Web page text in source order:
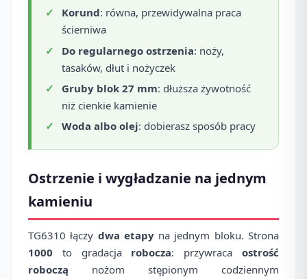
Korund: równa, przewidywalna praca
ścierniwa
Do regularnego ostrzenia: noży,
tasaków, dłut i nożyczek
Gruby blok 27 mm: dłuższa żywotność
niż cienkie kamienie
Woda albo olej: dobierasz sposób pracy
Ostrzenie i wygładzanie na jednym
kamieniu
TG6310 łączy dwa etapyna jednym bloku. Strona
1000 to gradacja robocza: przywracaostrość
roboczą nożom stępionym codziennym